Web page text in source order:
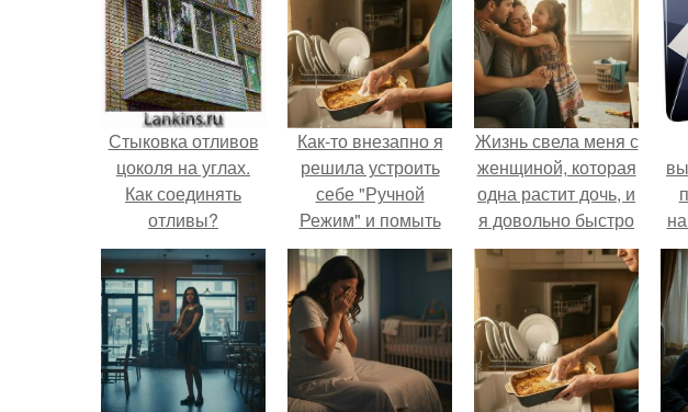
Стыковка отливов
цоколя на углах.
Как соединять
отливы?
Как-то внезапно я
решила устроить
себе "Ручной
Режим" и помыть
посуду без помощи
техники.
Жизнь свела меня с
женщиной, которая
одна растит дочь, и
я довольно быстро
привязался к ним
обеим.
в